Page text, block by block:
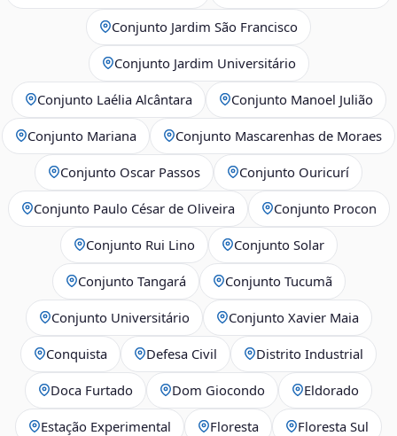
Conjunto Jardim São Francisco
Conjunto Jardim Universitário
Conjunto Laélia Alcântara Conjunto Manoel Julião
Conjunto Mariana Conjunto Mascarenhas de Moraes
Conjunto Oscar Passos Conjunto Ouricurí
Conjunto Paulo César de Oliveira Conjunto Procon
Conjunto Rui Lino Conjunto Solar
Conjunto Tangará Conjunto Tucumã
Conjunto Universitário Conjunto Xavier Maia
Conquista Defesa Civil Distrito Industrial
Doca Furtado Dom Giocondo Eldorado
Estação Experimental Floresta Floresta Sul